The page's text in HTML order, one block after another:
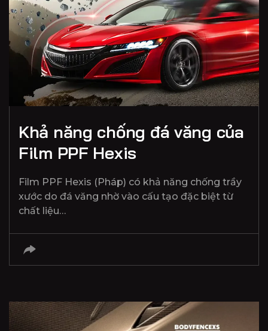
Khả năng chống đá văng của
Film PPF Hexis
Film PPF Hexis (Pháp) có khả năng chống trầy
xước do đá văng nhờ vào cấu tạo đặc biệt từ
chất liệu…